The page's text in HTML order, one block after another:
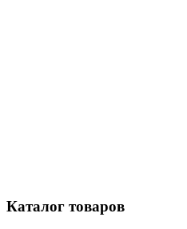
Каталог товаров